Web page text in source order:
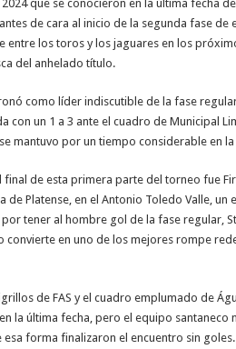
que se conocieron en la última fecha
de cara al inicio de la segunda fase de
entre los toros y los jaguares en los
del anhelado título.
como líder indiscutible de la fase
un 1 a 3 ante el cuadro de Municipal
mantuvo por un tiempo considerable en la
de esta primera parte del torneo fue
de Platense, en el Antonio Toledo Valle, un
tener al hombre gol de la fase regular,
convierte en uno de los mejores rompe
de FAS y el cuadro emplumado de
la última fecha, pero el equipo santaneco
forma finalizaron el encuentro sin